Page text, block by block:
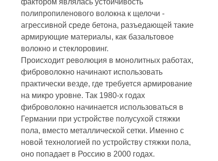
фактором являлась устойчивость
полипропиленового волокна к щелочи -
агрессивной среде бетона, разъедающей такие
армирующие материалы, как базальтовое
волокно и стеклоровинг.
Происходит революция в монолитных работах,
фиброволокно начинают использовать
практически везде, где требуется армирование
на микро уровне. Так 1980-х годах
фиброволокно начинается использоваться в
Германии при устройстве полусухой стяжки
пола, вместо металлической сетки. Именно с
новой технологией по устройству стяжки пола,
оно попадает в Россию в 2000 годах.